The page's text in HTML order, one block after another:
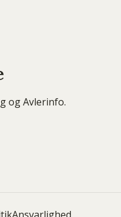
og Avlerinfo.